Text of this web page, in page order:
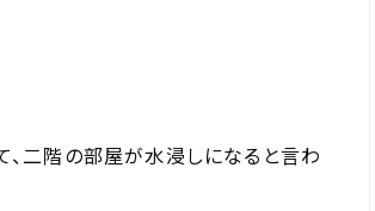
、二階の部屋が水浸しになると言わ